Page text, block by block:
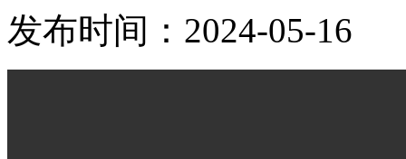
发布时间：2024-05-16